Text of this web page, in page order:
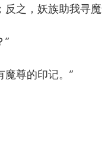
之，妖族助我寻
”
尊的印记。”